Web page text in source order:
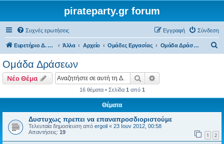
pirateparty.gr forum
Συχνές ερωτήσεις Σύνδεση
Εγγραφή
Ευρετήριο Δ. Συζήτησης Άλλα Αρχείο Ομάδες Εργασίας Ομάδα Δράσεων
η
Ομάδα Δράσεων
Νέο Θέμα Αναζήτηση
16 θέματα • Σελίδα 1 από 1
Θέματα
Δυστυχως πρεπει να επαναπροσδιοριστούμε
Τελευταία δημοσίευση από ergoil « 23 Ιουν 2012, 00:58
Απαντήσεις: 19 1 2